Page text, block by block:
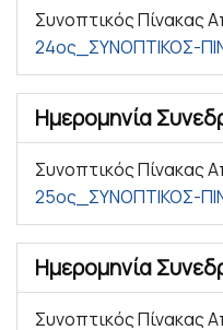
Συνοπτικός Πίνακας
24ος_ΣΥΝΟΠΤΙΚΟΣ-
Ημερομηνία
Συνοπτικός Πίνακας
25ος_ΣΥΝΟΠΤΙΚΟΣ-
Ημερομηνία
Συνοπτικός Πίνακας